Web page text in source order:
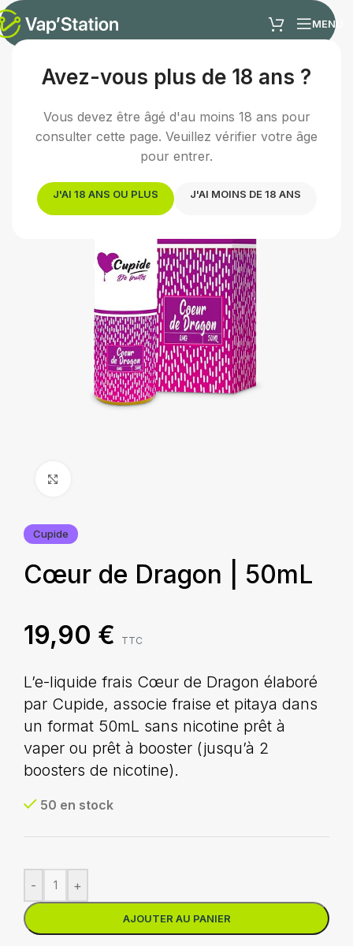
Avez-vous plus de 18 ans ?
Vous devez être âgé d'au moins 18 ans pour
consulter cette page. Veuillez vérifier votre âge
pour entrer.
J'AI 18 ANS OU PLUS J'AI MOINS DE 18 ANS
MENU
Accueil /E-liquides/E-liquide fruité
Cupide
Cœur de Dragon | 50mL
19,90 € TTC
L’e-liquide frais Cœur de Dragon élaboré
par Cupide, associe fraise et pitaya dans
un format 50mL sans nicotine prêt à
vaper ou prêt à booster (jusqu’à 2
boosters de nicotine).
50 en stock
- +
AJOUTER AU PANIER